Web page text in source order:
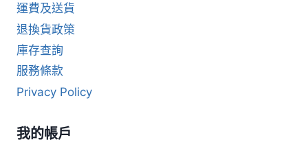
運費及送貨
退換貨政策
庫存查詢
服務條款
Privacy Policy
我的帳戶